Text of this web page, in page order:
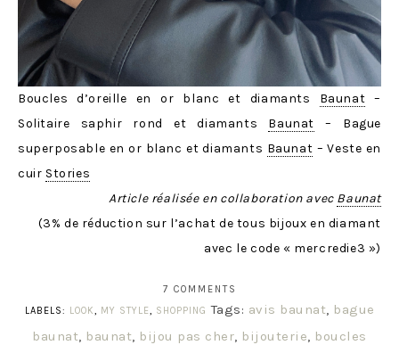
Boucles d’oreille en or blanc et diamants Baunat –
Solitaire saphir rond et diamants Baunat – Bague
superposable en or blanc et diamants Baunat – Veste en
cuir Stories
Article réalisée en collaboration avec Baunat
(3% de réduction sur l’achat de tous bijoux en diamant
avec le code « mercredie3 »)
7 COMMENTS
LABELS: LOOK, MY STYLE, SHOPPING Tags: avis baunat, bague
baunat, baunat, bijou pas cher, bijouterie, boucles